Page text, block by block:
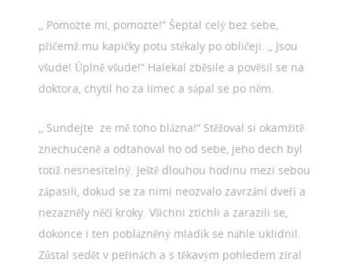
,, Pomozte mi, pomozte!“ Šeptal celý bez sebe,
přičemž mu kapičky potu stékaly po obličeji. ,, Jsou
všude! Úplně všude!“ Halekal zběsile a pověsil se na
doktora, chytil ho za límec a sápal se po něm.
,, Sundejte ze mě toho blázna!“ Stěžoval si okamžitě
znechuceně a odtahoval ho od sebe, jeho dech byl
totiž nesnesitelný. Ještě dlouhou hodinu mezi sebou
zápasili, dokud se za nimi neozvalo zavrzání dveří a
nezazněly něčí kroky. Všichni ztichli a zarazili se,
dokonce i ten poblázněný mladík se náhle uklidnil.
Zůstal sedět v peřinách a s těkavým pohledem zíral